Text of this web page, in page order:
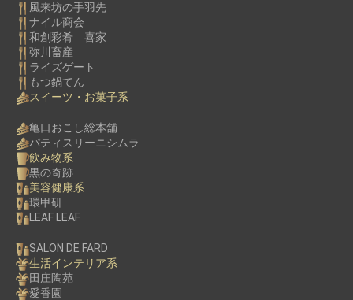
風来坊の手羽先
ナイル商会
和創彩肴 喜家
弥川畜産
ライズゲート
もつ鍋てん
スイーツ・お菓子系
亀口おこし総本舗
パティスリーニシムラ
飲み物系
黒の奇跡
美容健康系
環甲研
LEAF LEAF
SALON DE FARD
生活インテリア系
田庄陶苑
愛香園